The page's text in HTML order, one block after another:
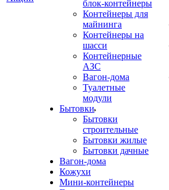
блок-контейнеры
Контейнеры для
майнинга
Контейнеры на
шасси
Контейнерные
АЗС
Вагон-дома
Туалетные
модули
Бытовки
Бытовки
строительные
Бытовки жилые
Бытовки дачные
Вагон-дома
Кожухи
Мини-контейнеры